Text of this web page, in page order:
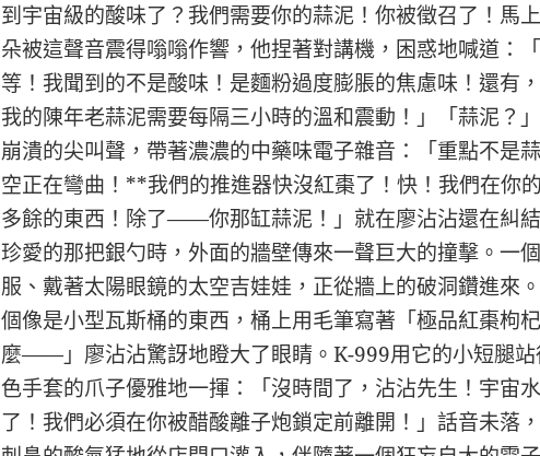
到宇宙級的酸味了？我們需要你的蒜泥！你被徵召了！馬
朵被這聲音震得嗡嗡作響，他捏著對講機，困惑地喊道：
等！我聞到的不是酸味！是麵粉過度膨脹的焦慮味！還有
我的陳年老蒜泥需要每隔三小時的溫和震動！」「蒜泥？
崩潰的尖叫聲，帶著濃濃的中藥味電子雜音：「重點不是
空正在彎曲！**我們的推進器快沒紅棗了！快！我們在你
多餘的東西！除了——你那缸蒜泥！」就在廖沾沾還在糾
珍愛的那把銀勺時，外面的牆壁傳來一聲巨大的撞擊。一
服、戴著太陽眼鏡的太空吉娃娃，正從牆上的破洞鑽進來
個像是小型瓦斯桶的東西，桶上用毛筆寫著「極品紅棗枸
麼——」廖沾沾驚訝地瞪大了眼睛。K-999用它的小短腿站
色手套的爪子優雅地一揮：「沒時間了，沾沾先生！宇宙
了！我們必須在你被醋酸離子炮鎖定前離開！」話音未落